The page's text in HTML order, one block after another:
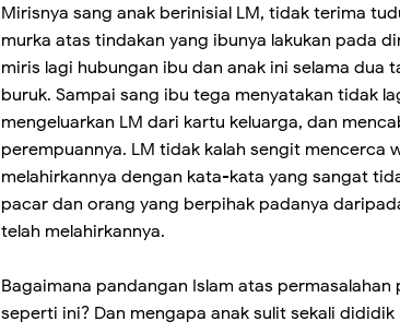
Mirisnya sang anak berinisial LM, tidak terima
murka atas tindakan yang ibunya lakukan pada
miris lagi hubungan ibu dan anak ini selama dua
buruk. Sampai sang ibu tega menyatakan tidak
mengeluarkan LM dari kartu keluarga, dan
perempuannya. LM tidak kalah sengit mencerca
melahirkannya dengan kata-kata yang sangat
pacar dan orang yang berpihak padanya
telah melahirkannya.
Bagaimana pandangan Islam atas
seperti ini? Dan mengapa anak sulit sekali